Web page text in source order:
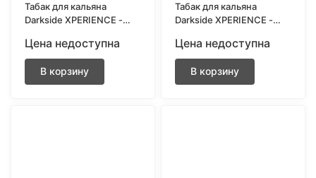
Табак для кальяна
Darkside XPERIENCE -
Манго, Ананас) 25 грамм
Цена недоступна
В корзину
Табак для кальяна
Darkside XPERIENCE -
(Виноград, Базилик) 25
грамм
Цена недоступна
В корзину